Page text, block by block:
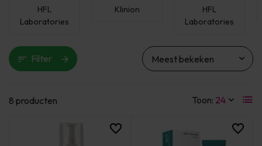
HFL
Laboratories
Klinion
HFL
Laboratories
Filter
8 producten Toon: